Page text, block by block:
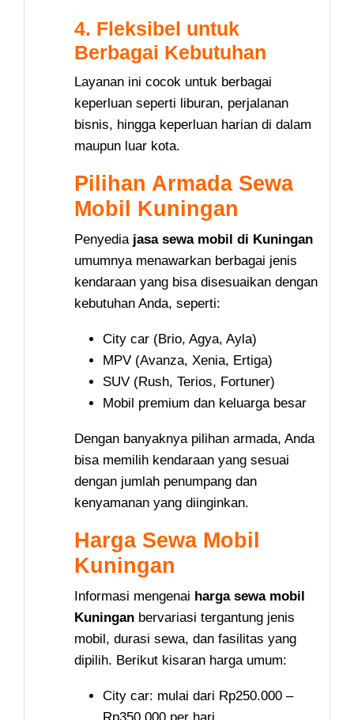
4. Fleksibel untuk
Berbagai Kebutuhan
Layanan ini cocok untuk berbagai
keperluan seperti liburan, perjalanan
bisnis, hingga keperluan harian di dalam
maupun luar kota.
Pilihan Armada Sewa
Mobil Kuningan
Penyedia jasa sewa mobil di Kuningan
umumnya menawarkan berbagai jenis
kendaraan yang bisa disesuaikan dengan
kebutuhan Anda, seperti:
City car (Brio, Agya, Ayla)
MPV (Avanza, Xenia, Ertiga)
SUV (Rush, Terios, Fortuner)
Mobil premium dan keluarga besar
Dengan banyaknya pilihan armada, Anda
bisa memilih kendaraan yang sesuai
dengan jumlah penumpang dan
kenyamanan yang diinginkan.
Harga Sewa Mobil
Kuningan
Informasi mengenai harga sewa mobil
Kuningan bervariasi tergantung jenis
mobil, durasi sewa, dan fasilitas yang
dipilih. Berikut kisaran harga umum:
City car: mulai dari Rp250.000 –